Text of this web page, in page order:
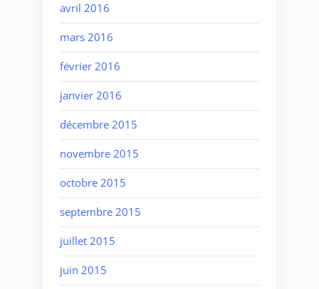
avril 2016
mars 2016
février 2016
janvier 2016
décembre 2015
novembre 2015
octobre 2015
septembre 2015
juillet 2015
juin 2015